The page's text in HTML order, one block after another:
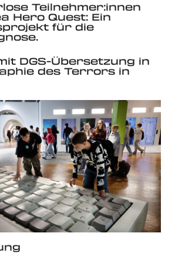
Teilnehmer:innen
Hero Quest: Ein
für die
DGS-Übersetzung in
des Terrors in